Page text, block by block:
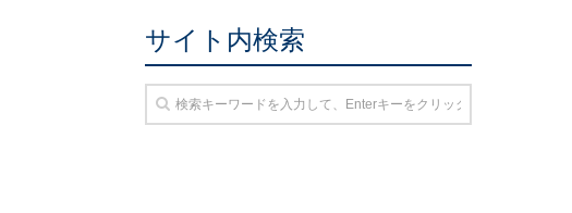
サイト内検索